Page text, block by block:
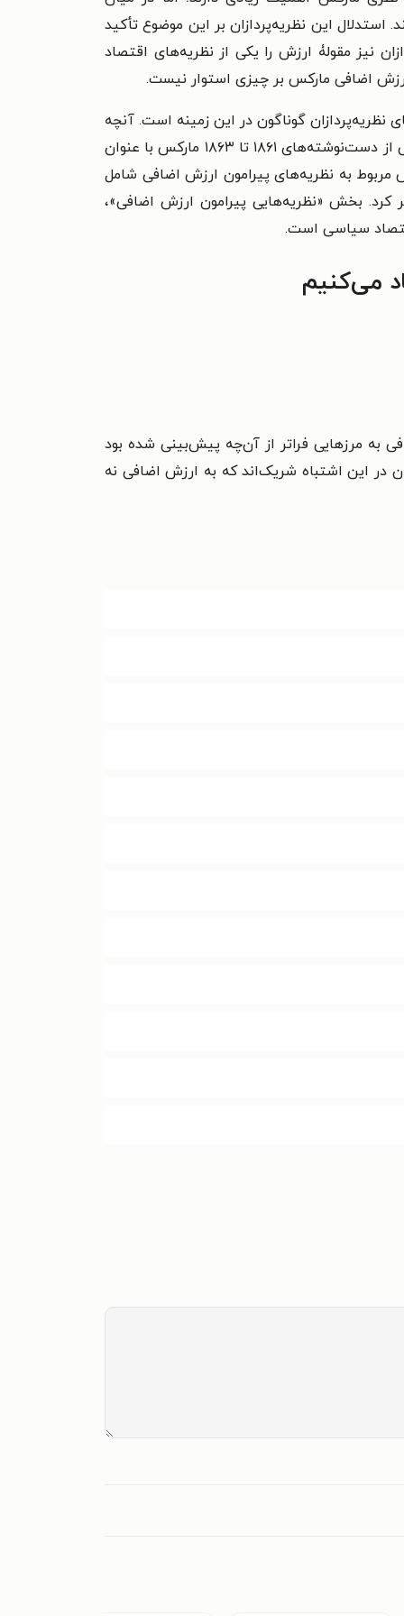
این نظریه‌پردازان بر این موضوع تأکید
نیز مقولۀ ارزش را یکی از نظریه‌های اقتصاد
اضافی مارکس بر چیزی استوار نیست.
گوناگون در این زمینه است. آنچه
در زبان فارسی به نظریه‌ها یا تئوری‌های ارزش اضافی شهرت یافته در واقع ترجمۀ انگلیسی آن است. این متن، بخشی از دست‌نوشته‌های ۱۸۶۱ تا ۱۸۶۳ مارکس با عنوان
مجموعۀ بزرگی در ۳۰ دفتر است که علاوه بر بخش مربوط به نظریه‌های پیرامون ارزش اضافی شامل
بخش «نظریه‌هایی پیرامون ارزش اضافی»،
سیاسی است.
می‌کنیم
به مرزهایی فراتر از آن‌چه پیش‌بینی شده بود
این اشتباه شریک‌اند که به ارزش اضافی نه